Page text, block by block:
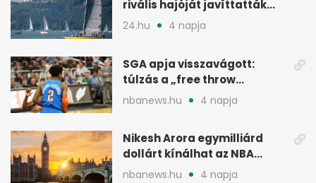
rivális hajóját javíttatták
meg
24.hu 4 napja
SGA apja visszavágott:
túlzás a „free throw
merchant” címke?
nbanews.hu 4 napja
Nikesh Arora egymilliárd
dollárt kínálhat az NBA
Europe londoni csapatáért
nbanews.hu 4 napja